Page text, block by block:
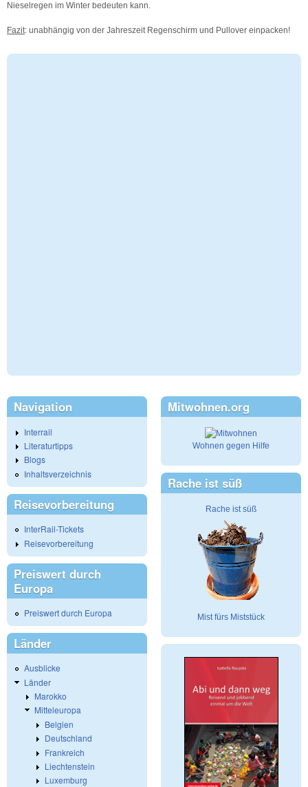
Nieselregen im Winter bedeuten kann.
Fazit: unabhängig von der Jahreszeit Regenschirm und Pullover einpacken!
Navigation
Interrail
Literaturtipps
Blogs
Inhaltsverzeichnis
Reisevorbereitung
InterRail-Tickets
Reisevorbereitung
Preiswert durch
Europa
Preiswert durch Europa
Länder
Ausblicke
Länder
Marokko
Mitteleuropa
Belgien
Deutschland
Frankreich
Liechtenstein
Luxemburg
Mitwohnen.org
Wohnen gegen Hilfe
Rache ist süß
Rache ist süß
Mist fürs Miststück